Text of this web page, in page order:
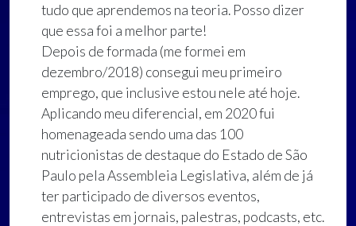
tudo que aprendemos na teoria. Posso dizer
que essa foi a melhor parte!
Depois de formada (me formei em
dezembro/2018) consegui meu primeiro
emprego, que inclusive estou nele até hoje.
Aplicando meu diferencial, em 2020 fui
homenageada sendo uma das 100
nutricionistas de destaque do Estado de São
Paulo pela Assembleia Legislativa, além de já
ter participado de diversos eventos,
entrevistas em jornais, palestras, podcasts, etc.